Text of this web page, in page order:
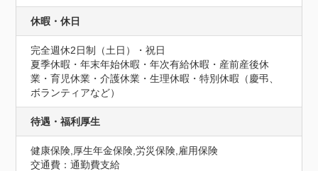
休暇・休日
完全週休2日制（土日）・祝日
夏季休暇・年末年始休暇・年次有給休暇・産前産後休
業・育児休業・介護休業・生理休暇・特別休暇（慶弔、
ボランティアなど）
待遇・福利厚生
健康保険,厚生年金保険,労災保険,雇用保険
交通費：通勤費支給